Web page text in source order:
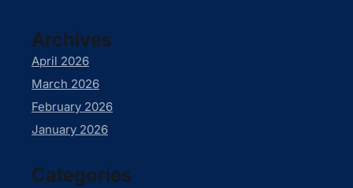
Archives
April 2026
March 2026
February 2026
January 2026
Categories